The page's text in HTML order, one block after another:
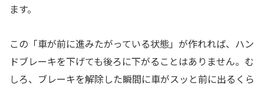
ます。
この「車が前に進みたがっている状態」が作れれば、ハン
ドブレーキを下げても後ろに下がることはありません。む
しろ、ブレーキを解除した瞬間に車がスッと前に出るくら